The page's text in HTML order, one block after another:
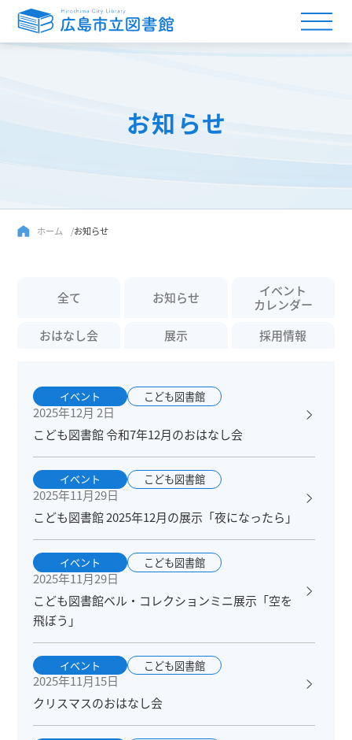
お知らせ
ホーム お知らせ
全て お知らせ
イベント
カレンダー
おはなし会
展示 採用情報
イベント こども図書館
2025年12月 2日
こども図書館 令和7年12月のおはなし会
イベント こども図書館
2025年11月29日
こども図書館 2025年12月の展示「夜になったら」
イベント こども図書館
2025年11月29日
こども図書館ベル・コレクションミニ展示「空を
飛ぼう」
イベント こども図書館
2025年11月15日
クリスマスのおはなし会